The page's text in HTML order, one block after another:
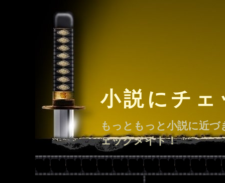
小説にチ
もっともっと小説に近
ェックメイト！